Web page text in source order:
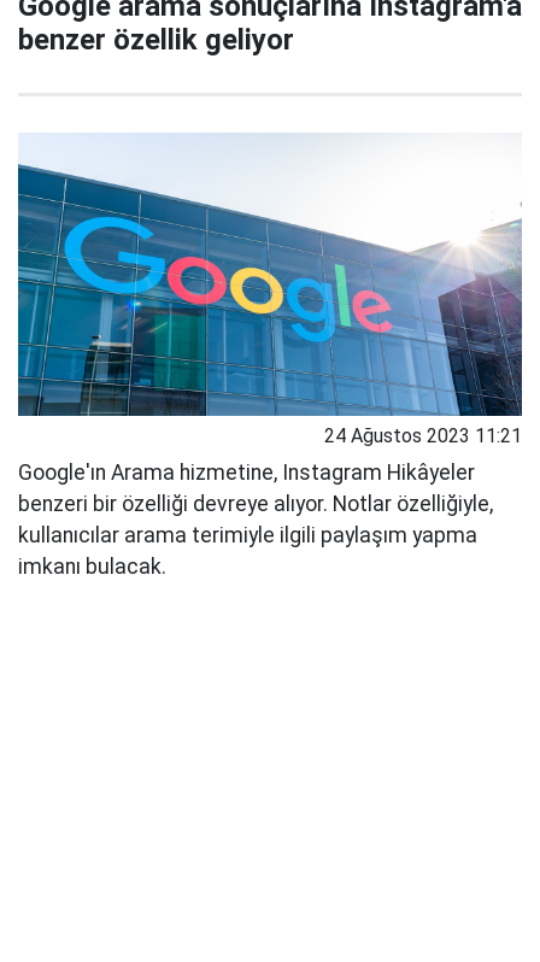
benzer özellik geliyor
24 Ağustos 2023 11:21
Google'ın Arama hizmetine, Instagram Hikâyeler
benzeri bir özelliği devreye alıyor. Notlar özelliğiyle,
kullanıcılar arama terimiyle ilgili paylaşım yapma
imkanı bulacak.